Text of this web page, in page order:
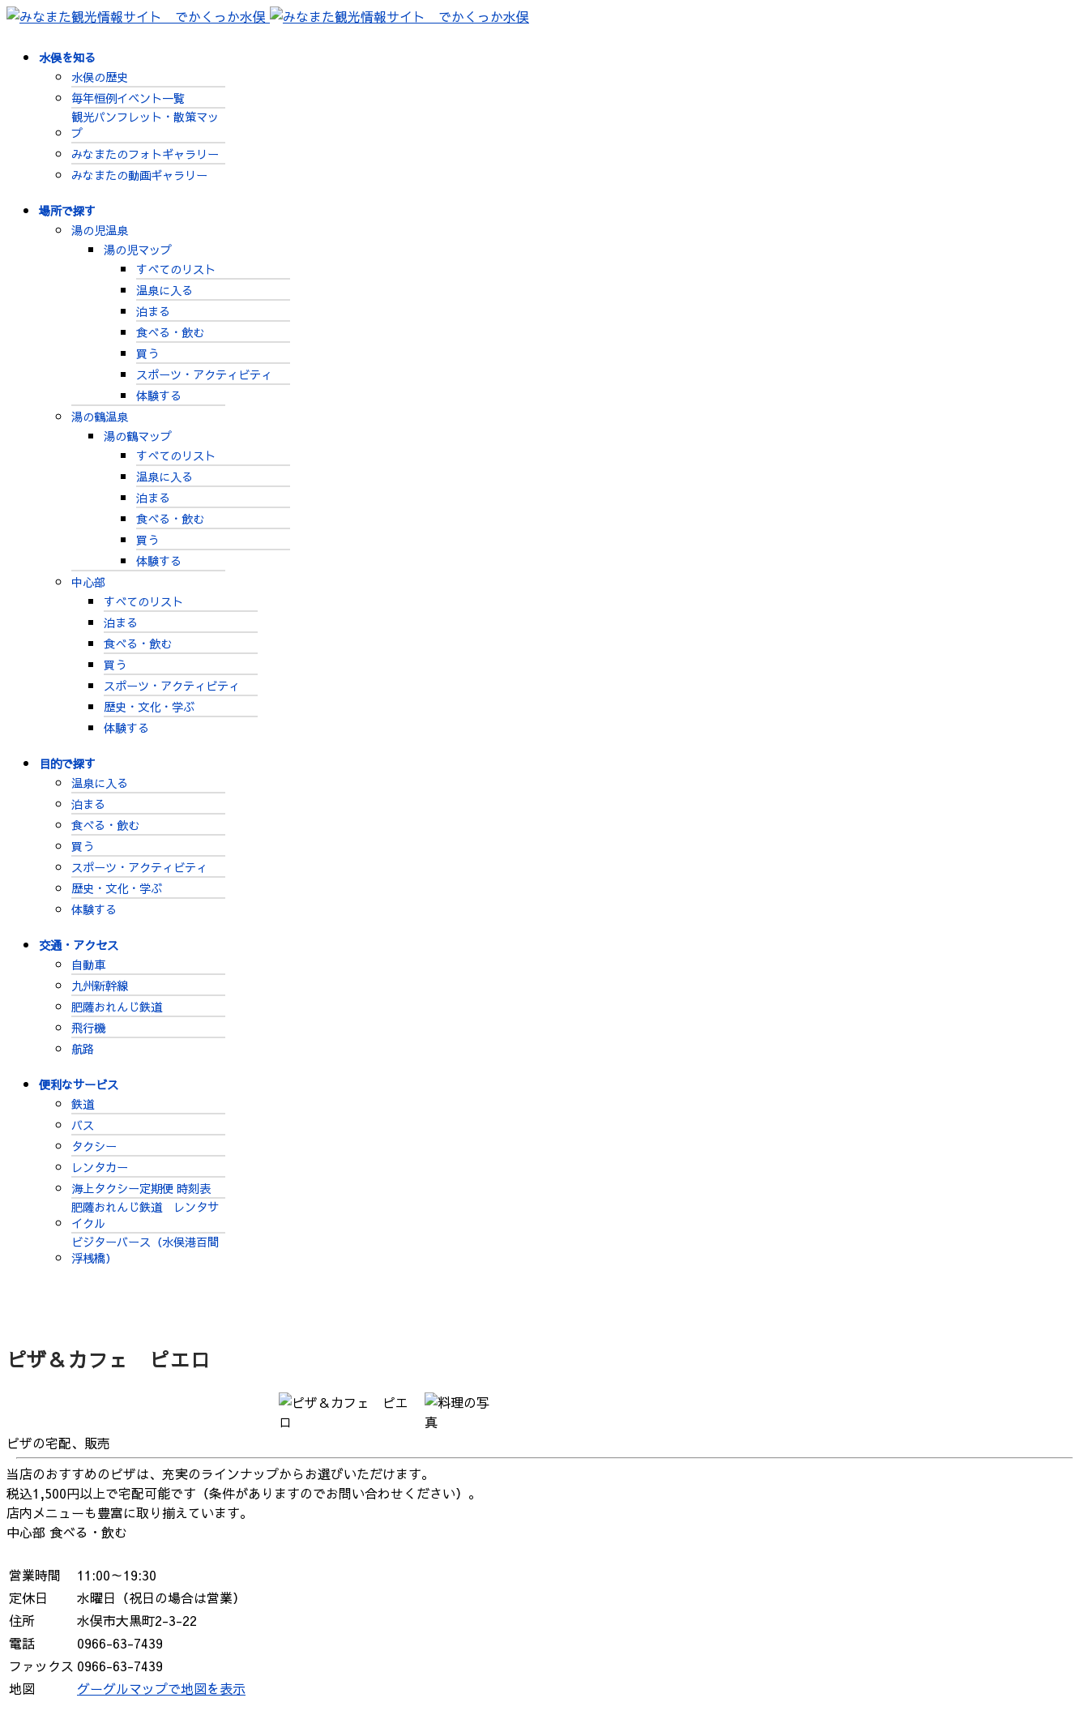
水俣を知る
水俣の歴史
毎年恒例イベント一覧
観光パンフレット・散策マッ
プ
みなまたのフォトギャラリー
みなまたの動画ギャラリー
場所で探す
湯の児温泉
湯の児マップ
すべてのリスト
温泉に入る
泊まる
食べる・飲む
買う
スポーツ・アクティビティ
体験する
湯の鶴温泉
湯の鶴マップ
すべてのリスト
温泉に入る
泊まる
食べる・飲む
買う
体験する
中心部
すべてのリスト
泊まる
食べる・飲む
買う
スポーツ・アクティビティ
歴史・文化・学ぶ
体験する
目的で探す
温泉に入る
泊まる
食べる・飲む
買う
スポーツ・アクティビティ
歴史・文化・学ぶ
体験する
交通・アクセス
自動車
九州新幹線
肥薩おれんじ鉄道
飛行機
航路
便利なサービス
鉄道
バス
タクシー
レンタカー
海上タクシー定期便 時刻表
肥薩おれんじ鉄道 レンタサ
イクル
ビジターバース（水俣港百間
浮桟橋）
ピザ＆カフェ ピエロ
ピザの宅配、販売
当店のおすすめのピザは、充実のラインナップからお選びいただけます。
税込1,500円以上で宅配可能です（条件がありますのでお問い合わせください）。
店内メニューも豊富に取り揃えています。
中心部 食べる・飲む
営業時間
11:00～19:30
定休日
水曜日（祝日の場合は営業）
住所
水俣市大黒町2-3-22
電話
0966-63-7439
ファックス 0966-63-7439
地図
グーグルマップで地図を表示